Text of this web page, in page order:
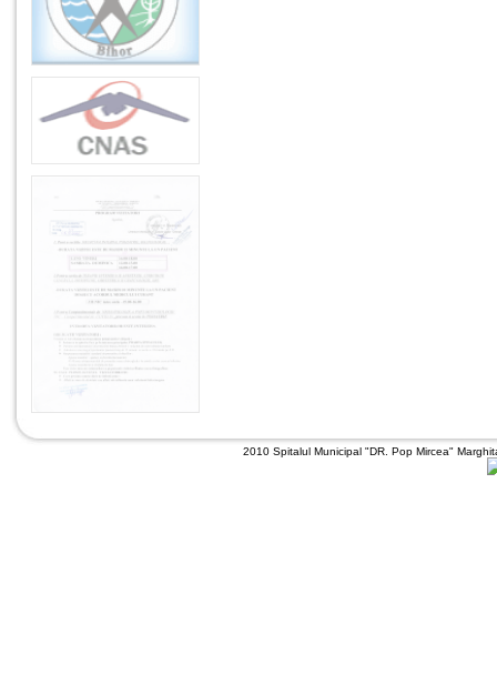
2010 Spitalul Municipal "DR. Pop Mircea"